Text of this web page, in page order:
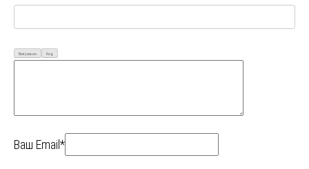
Визуально Код
Ваш Email*